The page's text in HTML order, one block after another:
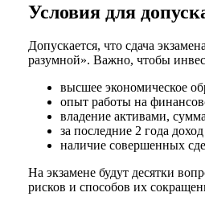
Условия для
Допускается, что сдача
разумной». Важно, чтобы
высшее экономическое
опыт работы на
владение активами,
за последние 2 года
наличие совершенных
На экзамене будут десятки
рисков и способов их